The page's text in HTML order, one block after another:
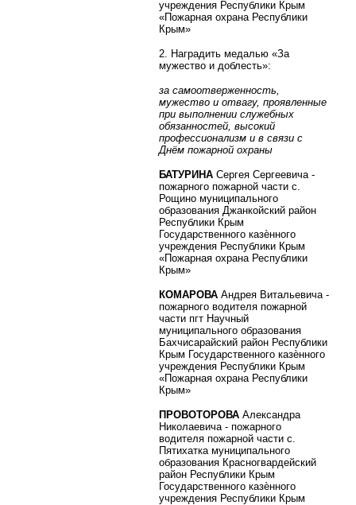
учреждения Республики Крым
«Пожарная охрана Республики
Крым»
2. Наградить медалью «За
мужество и доблесть»:
за самоотверженность,
мужество и отвагу, проявленные
при выполнении служебных
обязанностей, высокий
профессионализм и в связи с
Днём пожарной охраны
БАТУРИНА Сергея Сергеевича -
пожарного пожарной части с.
Рощино муниципального
образования Джанкойский район
Республики Крым
Государственного казѐнного
учреждения Республики Крым
«Пожарная охрана Республики
Крым»
КОМАРОВА Андрея Витальевича -
пожарного водителя пожарной
части пгт Научный
муниципального образования
Бахчисарайский район Республики
Крым Государственного казѐнного
учреждения Республики Крым
«Пожарная охрана Республики
Крым»
ПРОВОТОРОВА Александра
Николаевича - пожарного
водителя пожарной части с.
Пятихатка муниципального
образования Красногвардейский
район Республики Крым
Государственного казѐнного
учреждения Республики Крым